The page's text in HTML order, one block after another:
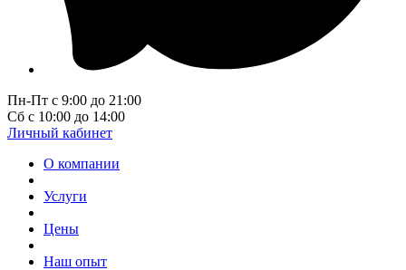
Пн-Пт с 9:00 до 21:00
Сб с 10:00 до 14:00
Личный кабинет
О компании
Услуги
Цены
Наш опыт